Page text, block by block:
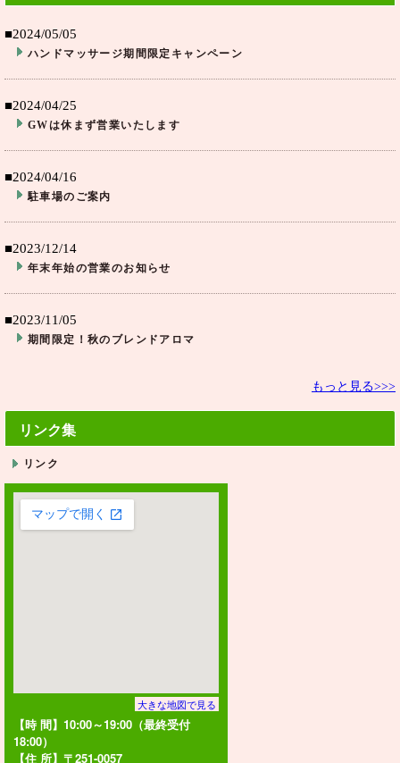
■2024/05/05
ハンドマッサージ期間限定キャンペーン
■2024/04/25
GWは休まず営業いたします
■2024/04/16
駐車場のご案内
■2023/12/14
年末年始の営業のお知らせ
■2023/11/05
期間限定！秋のブレンドアロマ
もっと見る>>>
リンク集
リンク
大きな地図で見る
【時 間】10:00～19:00（最終受付
18:00）
【住 所】〒251-0057